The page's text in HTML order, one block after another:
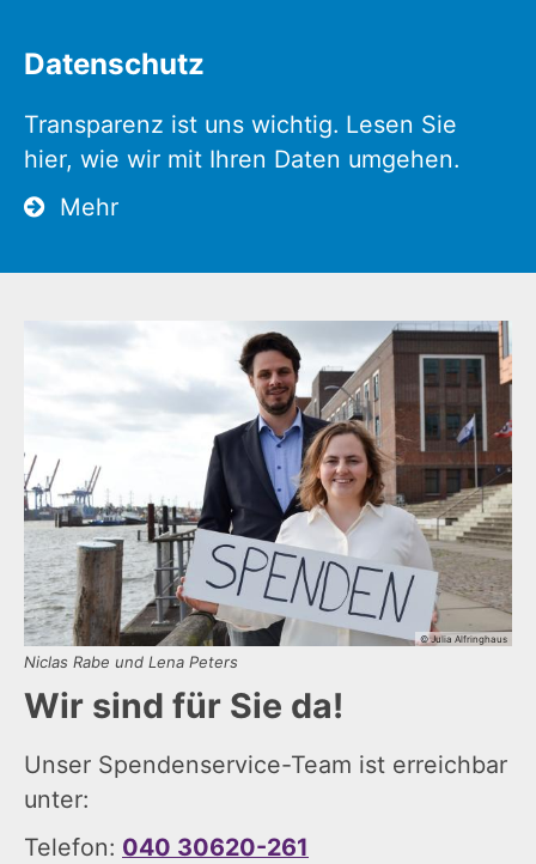
Datenschutz
Transparenz ist uns wichtig. Lesen Sie
hier, wie wir mit Ihren Daten umgehen.
Mehr
© Julia Alfringhaus
Niclas Rabe und Lena Peters
Wir sind für Sie da!
Unser Spendenservice-Team ist erreichbar
unter:
Telefon: 040 30620-261